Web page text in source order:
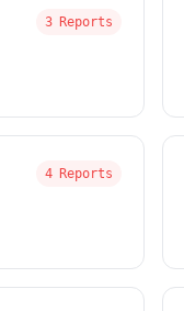
3 Reports
4 Reports